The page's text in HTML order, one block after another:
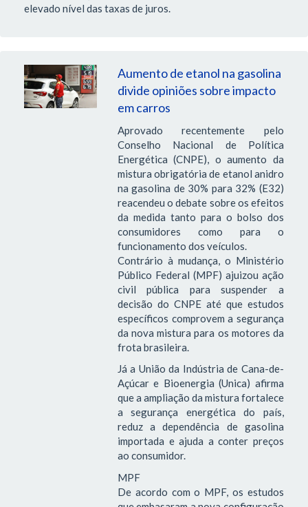
elevado nível das taxas de juros.
Aumento de etanol na gasolina
divide opiniões sobre impacto
em carros
Aprovado recentemente pelo
Conselho Nacional de Política
Energética (CNPE), o aumento da
mistura obrigatória de etanol anidro
na gasolina de 30% para 32% (E32)
reacendeu o debate sobre os efeitos
da medida tanto para o bolso dos
consumidores como para o
funcionamento dos veículos.
Contrário à mudança, o Ministério
Público Federal (MPF) ajuizou ação
civil pública para suspender a
decisão do CNPE até que estudos
específicos comprovem a segurança
da nova mistura para os motores da
frota brasileira.
Já a União da Indústria de Cana-de-
Açúcar e Bioenergia (Unica) afirma
que a ampliação da mistura fortalece
a segurança energética do país,
reduz a dependência de gasolina
importada e ajuda a conter preços
ao consumidor.
MPF
De acordo com o MPF, os estudos